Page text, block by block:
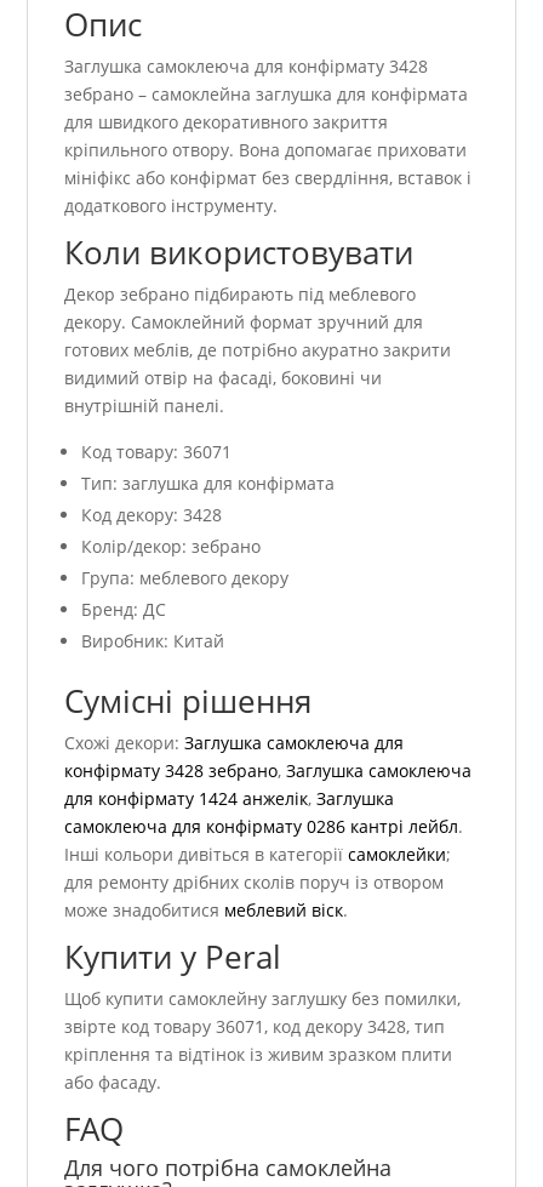
Опис
Заглушка самоклеюча для конфірмату 3428
зебрано – самоклейна заглушка для конфірмата
для швидкого декоративного закриття
кріпильного отвору. Вона допомагає приховати
мініфікс або конфірмат без свердління, вставок і
додаткового інструменту.
Коли використовувати
Декор зебрано підбирають під меблевого
декору. Самоклейний формат зручний для
готових меблів, де потрібно акуратно закрити
видимий отвір на фасаді, боковині чи
внутрішній панелі.
Код товару: 36071
Тип: заглушка для конфірмата
Код декору: 3428
Колір/декор: зебрано
Група: меблевого декору
Бренд: ДС
Виробник: Китай
Сумісні рішення
Схожі декори:Заглушка самоклеюча для
конфірмату 3428 зебрано,Заглушка самоклеюча
для конфірмату 1424 анжелік,Заглушка
самоклеюча для конфірмату 0286 кантрі лейбл.
Інші кольори дивіться в категоріїсамоклейки;
для ремонту дрібних сколів поруч із отвором
може знадобитися меблевий віск.
Купити у Peral
Щоб купити самоклейну заглушку без помилки,
звірте код товару 36071, код декору 3428, тип
кріплення та відтінок із живим зразком плити
або фасаду.
FAQ
Для чого потрібна самоклейна